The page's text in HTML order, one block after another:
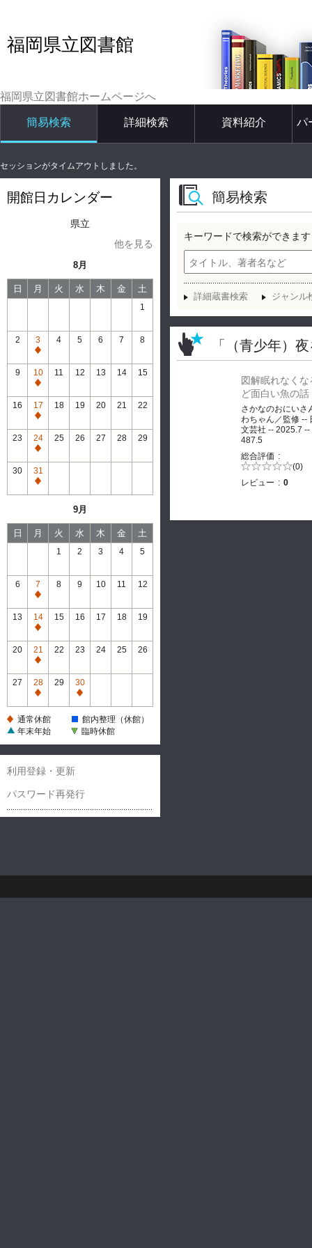
福岡県立図書館
福岡県立図書館ホームページへ
簡易検索 詳細検索 資料紹介 パ
セッションがタイムアウトしました。
開館日カレンダー
県立
他を見る
8月
日 月 火 水 木 金 土
1
2
3
通
常
休
館
4 5 6 7 8
9
10
通
常
休
館
11 12 13 14 15
16
17
通
常
休
館
18 19 20 21 22
23
24
通
常
休
館
25 26 27 28 29
30
31
通
館
9月
日 月 火 水 木 金 土
1 2 3 4 5
6
7
通
常
休
館
8 9 10 11 12
13
14
通
常
休
館
15 16 17 18 19
20
21
通
常
休
館
22 23 24 25 26
27
28
通
休
29
30
通
休
通常休館
館内整理（休館）
年末年始
臨時休館
利用登録・更新
パスワード再発行
簡易検索
キーワードで検索ができます
詳細蔵書検索 ジャンル
「（青少年）
図解眠れなくな
ど面白い魚の話
さかなのおにいさ
わちゃん／監修 --
文芸社 -- 2025.7 --
487.5
総合評価
5段階評価の (0)
レビュー
0